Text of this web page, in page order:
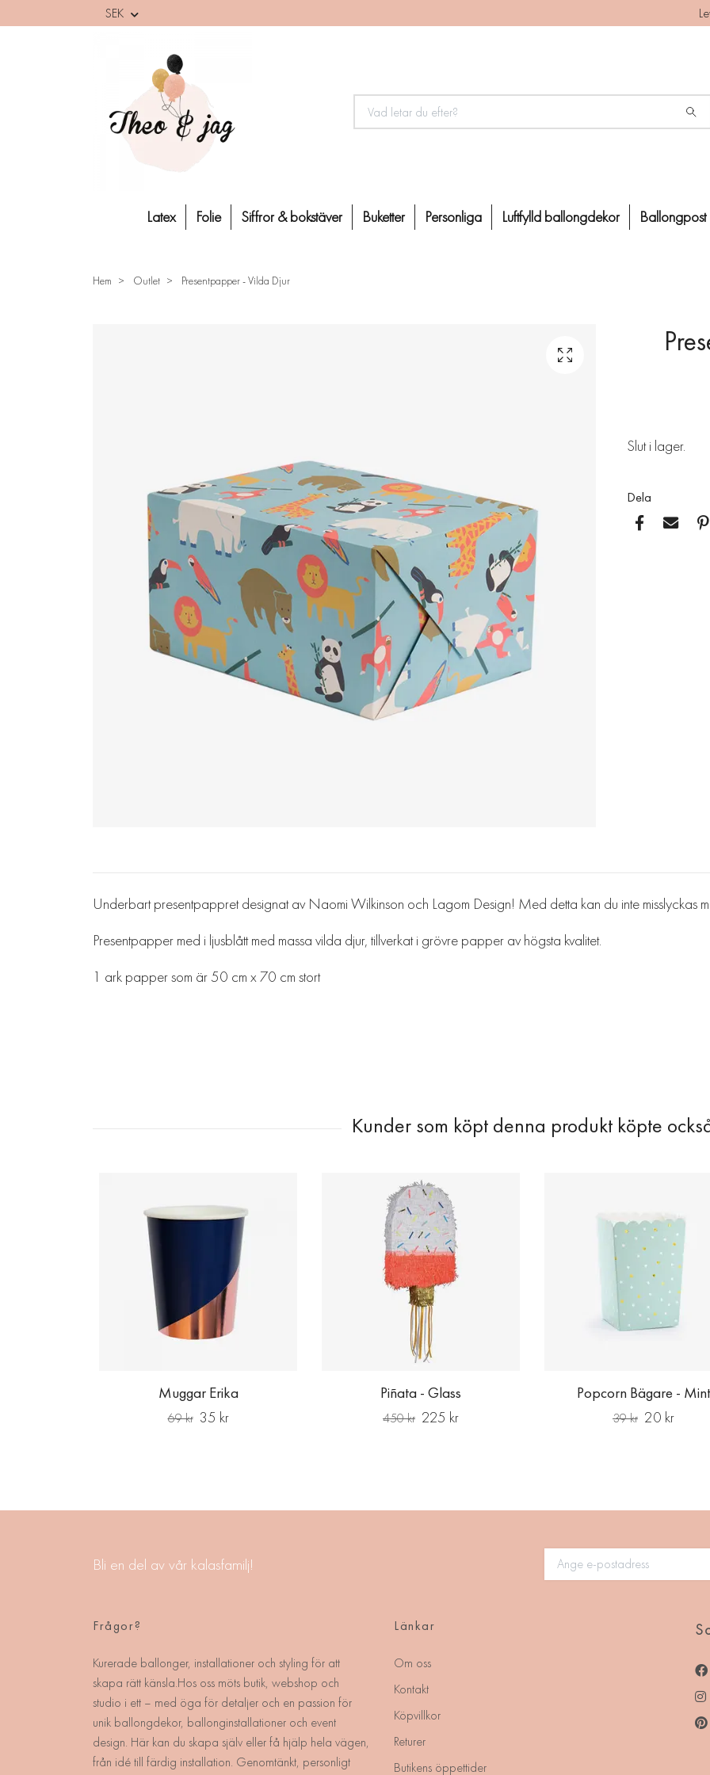
SEK
Latex Folie Siffror & bokstäver Buketter Personliga Luftfylld ballongdekor Ballongpost
Hem Outlet Presentpapper - Vilda Djur
Slut i lager.
Dela
Underbart presentpappret designat av Naomi Wilkinson och Lagom Design! Med detta kan du inte misslyckas
Presentpapper med i ljusblått med massa vilda djur, tillverkat i grövre papper av högsta kvalitet.
1 ark papper som är 50 cm x 70 cm stort
Muggar Erika
69 kr 35 kr
Piñata - Glass
450 kr 225 kr
Popcorn Bägare - Mint
39 kr 20 kr
Bli en del av vår kalasfamilj!
Frågor?
Kurerade ballonger, installationer och styling för att
skapa rätt känsla.Hos oss möts butik, webshop och
studio i ett – med öga för detaljer och en passion för
unik ballongdekor, ballonginstallationer och event
design. Här kan du skapa själv eller få hjälp hela vägen,
från idé till färdig installation. Genomtänkt, personligt
Länkar
Om oss
Kontakt
Köpvillkor
Returer
Butikens öppettider